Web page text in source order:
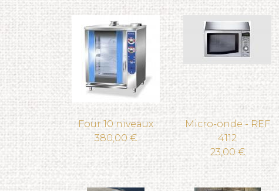
Four 10 niveaux
380,00 €
Micro-onde - REF
4112
23,00 €